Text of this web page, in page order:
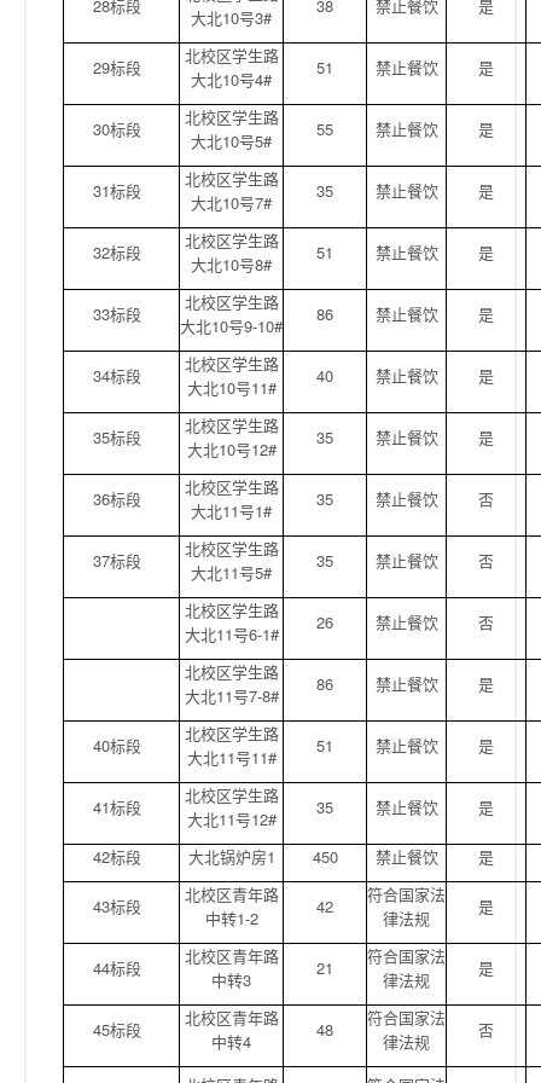
28标段
大北10号3#
38 禁止餐饮 是
29标段
北校区学生路
大北10号4#
51 禁止餐饮 是
30标段
北校区学生路
大北10号5#
55 禁止餐饮 是
31标段
北校区学生路
大北10号7#
35 禁止餐饮 是
32标段
北校区学生路
大北10号8#
51 禁止餐饮 是
33标段
北校区学生路
大北10号9-10#
86 禁止餐饮 是
34标段
北校区学生路
大北10号11#
40 禁止餐饮 是
35标段
北校区学生路
大北10号12#
35 禁止餐饮 是
36标段
北校区学生路
大北11号1#
35 禁止餐饮 否
37标段
北校区学生路
大北11号5#
35 禁止餐饮 否
北校区学生路
大北11号6-1#
26 禁止餐饮 否
北校区学生路
大北11号7-8#
86 禁止餐饮 是
40标段
北校区学生路
大北11号11#
51 禁止餐饮 是
41标段
北校区学生路
大北11号12#
35 禁止餐饮 是
42标段 大北锅炉房1 450 禁止餐饮 是
43标段
北校区青年路
中转1-2
42
符合国家法
律法规
是
44标段
北校区青年路
中转3
21
符合国家法
律法规
是
45标段
北校区青年路
中转4
48
符合国家法
律法规
否